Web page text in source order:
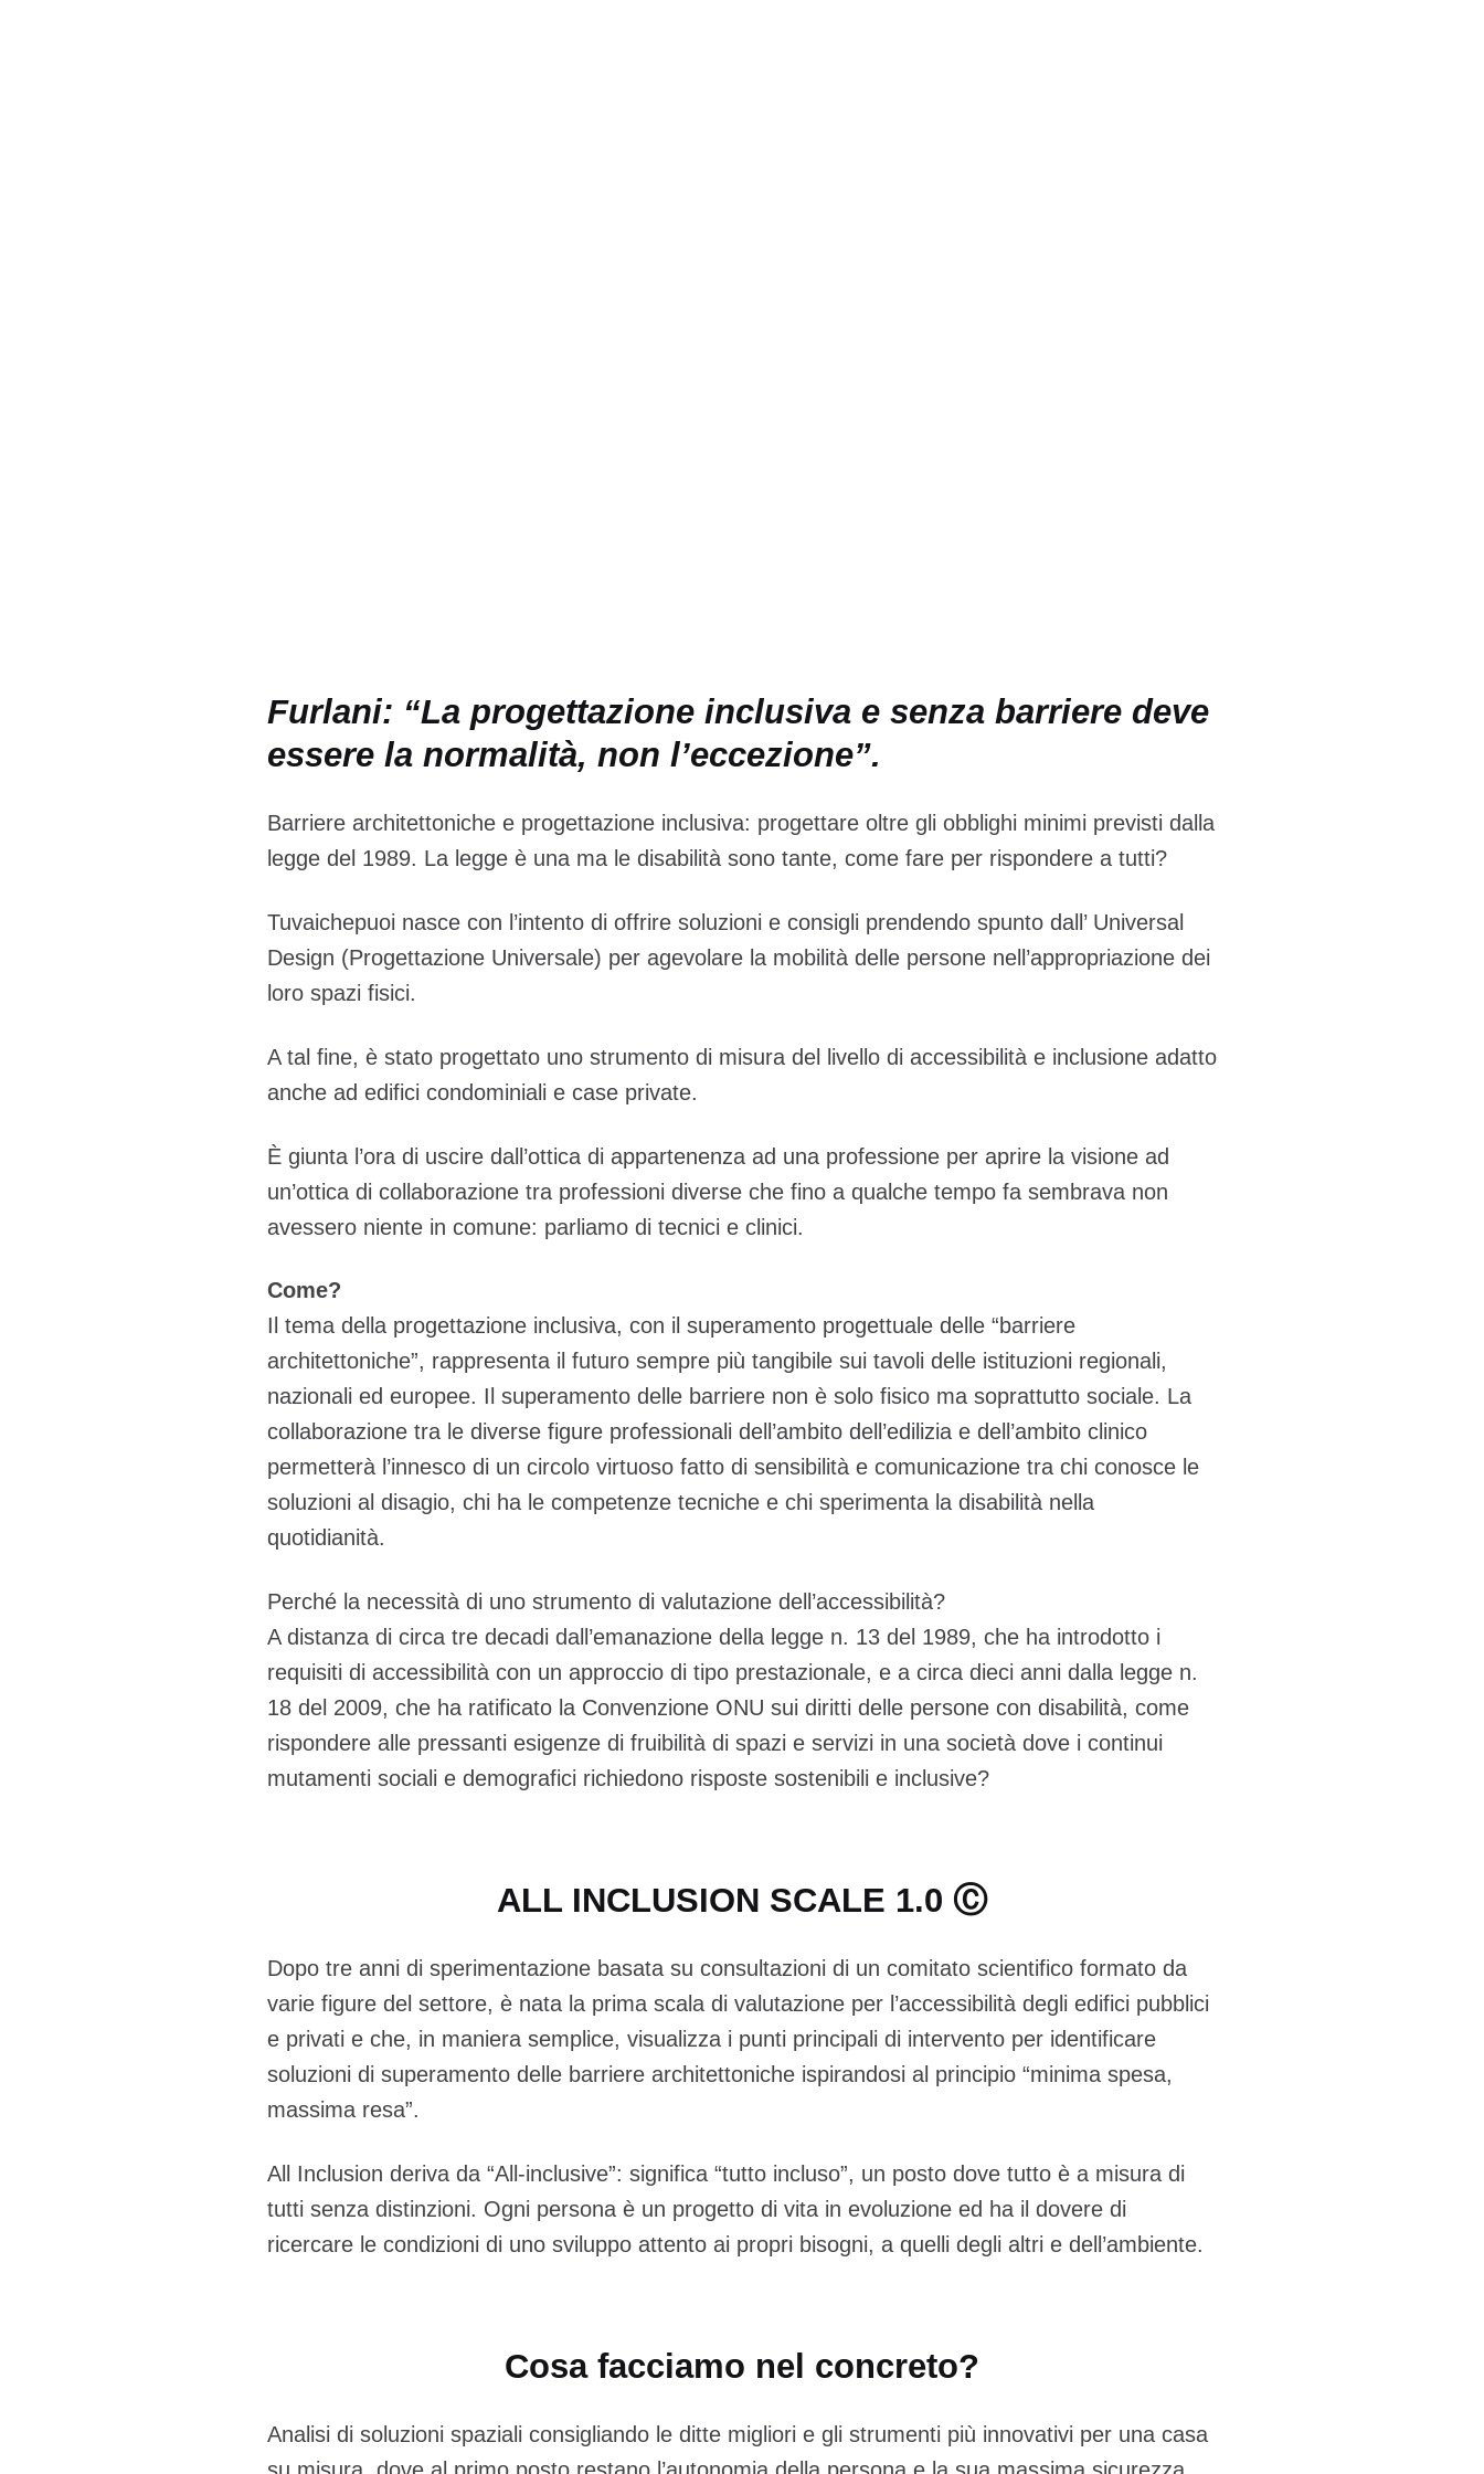
Furlani: “La progettazione inclusiva e senza barriere deve
essere la normalità, non l’eccezione”.
Barriere architettoniche e progettazione inclusiva: progettare oltre gli obblighi minimi previsti dalla
legge del 1989. La legge è una ma le disabilità sono tante, come fare per rispondere a tutti?
Tuvaichepuoi nasce con l’intento di offrire soluzioni e consigli prendendo spunto dall’ Universal
Design (Progettazione Universale) per agevolare la mobilità delle persone nell’appropriazione dei
loro spazi fisici.
A tal fine, è stato progettato uno strumento di misura del livello di accessibilità e inclusione adatto
anche ad edifici condominiali e case private.
È giunta l’ora di uscire dall’ottica di appartenenza ad una professione per aprire la visione ad
un’ottica di collaborazione tra professioni diverse che fino a qualche tempo fa sembrava non
avessero niente in comune: parliamo di tecnici e clinici.
Come?
Il tema della progettazione inclusiva, con il superamento progettuale delle “barriere
architettoniche”, rappresenta il futuro sempre più tangibile sui tavoli delle istituzioni regionali,
nazionali ed europee. Il superamento delle barriere non è solo fisico ma soprattutto sociale. La
collaborazione tra le diverse figure professionali dell’ambito dell’edilizia e dell’ambito clinico
permetterà l’innesco di un circolo virtuoso fatto di sensibilità e comunicazione tra chi conosce le
soluzioni al disagio, chi ha le competenze tecniche e chi sperimenta la disabilità nella
quotidianità.
Perché la necessità di uno strumento di valutazione dell’accessibilità?
A distanza di circa tre decadi dall’emanazione della legge n. 13 del 1989, che ha introdotto i
requisiti di accessibilità con un approccio di tipo prestazionale, e a circa dieci anni dalla legge n.
18 del 2009, che ha ratificato la Convenzione ONU sui diritti delle persone con disabilità, come
rispondere alle pressanti esigenze di fruibilità di spazi e servizi in una società dove i continui
mutamenti sociali e demografici richiedono risposte sostenibili e inclusive?
ALL INCLUSION SCALE 1.0 Ⓒ
Dopo tre anni di sperimentazione basata su consultazioni di un comitato scientifico formato da
varie figure del settore, è nata la prima scala di valutazione per l’accessibilità degli edifici pubblici
e privati e che, in maniera semplice, visualizza i punti principali di intervento per identificare
soluzioni di superamento delle barriere architettoniche ispirandosi al principio “minima spesa,
massima resa”.
All Inclusion deriva da “All-inclusive”: significa “tutto incluso”, un posto dove tutto è a misura di
tutti senza distinzioni. Ogni persona è un progetto di vita in evoluzione ed ha il dovere di
ricercare le condizioni di uno sviluppo attento ai propri bisogni, a quelli degli altri e dell’ambiente.
Cosa facciamo nel concreto?
Analisi di soluzioni spaziali consigliando le ditte migliori e gli strumenti più innovativi per una casa